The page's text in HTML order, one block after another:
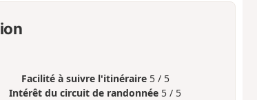
Facilité à suivre l'itinéraire 5 / 5
Intérêt du circuit de randonnée 5 / 5